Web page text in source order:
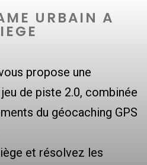
URBAIN A
propose une
de piste 2.0, combinée
du géocaching GPS
et résolvez les